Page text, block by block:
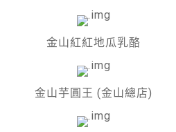
金山紅紅地瓜乳酪
金山芋圓王 (金山總店)